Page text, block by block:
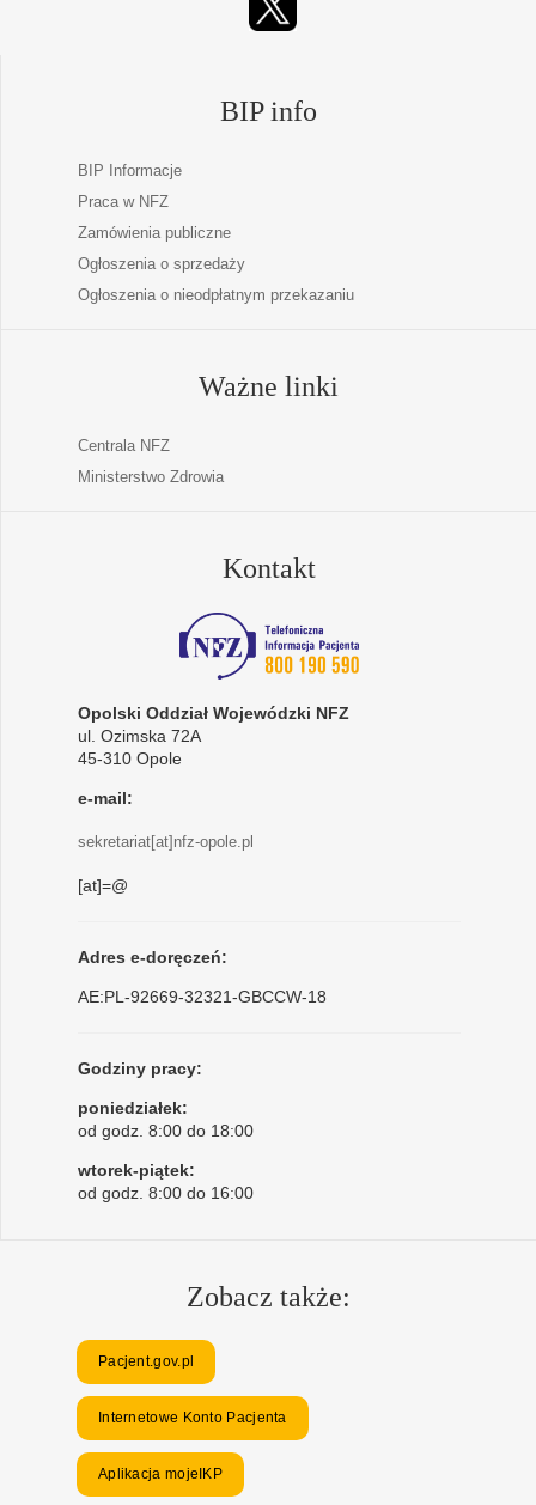
BIP info
BIP Informacje
Praca w NFZ
Zamówienia publiczne
Ogłoszenia o sprzedaży
Ogłoszenia o nieodpłatnym przekazaniu
Ważne linki
Centrala NFZ
Ministerstwo Zdrowia
Kontakt
Opolski Oddział Wojewódzki NFZ
ul. Ozimska 72A
45-310 Opole
e-mail:
sekretariat[at]nfz-opole.pl
[at]=@
Adres e-doręczeń:
AE:PL-92669-32321-GBCCW-18
Godziny pracy:
poniedziałek:
od godz. 8:00 do 18:00
wtorek-piątek:
od godz. 8:00 do 16:00
Zobacz także:
Pacjent.gov.pl
Internetowe Konto Pacjenta
Aplikacja mojeIKP